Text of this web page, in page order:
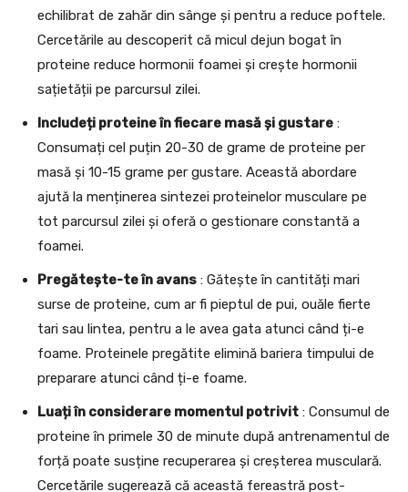
echilibrat de zahăr din sânge și pentru a reduce poftele.
Cercetările au descoperit că micul dejun bogat în
proteine reduce hormonii foamei și crește hormonii
sațietății pe parcursul zilei.
Includeți proteine în fiecare masă și gustare :
Consumați cel puțin 20-30 de grame de proteine per
masă și 10-15 grame per gustare. Această abordare
ajută la menținerea sintezei proteinelor musculare pe
tot parcursul zilei și oferă o gestionare constantă a
foamei.
Pregătește-te în avans : Gătește în cantități mari
surse de proteine, cum ar fi pieptul de pui, ouăle fierte
tari sau lintea, pentru a le avea gata atunci când ți-e
foame. Proteinele pregătite elimină bariera timpului de
preparare atunci când ți-e foame.
Luați în considerare momentul potrivit : Consumul de
proteine în primele 30 de minute după antrenamentul de
forță poate susține recuperarea și creșterea musculară.
Cercetările sugerează că această fereastră post-